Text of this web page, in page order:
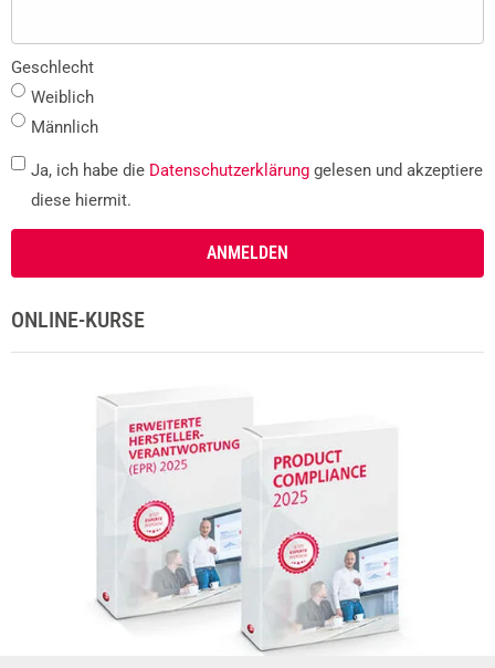
Geschlecht
Weiblich
Männlich
Ja, ich habe die Datenschutzerklärung gelesen und akzeptiere
diese hiermit.
ANMELDEN
ONLINE-KURSE